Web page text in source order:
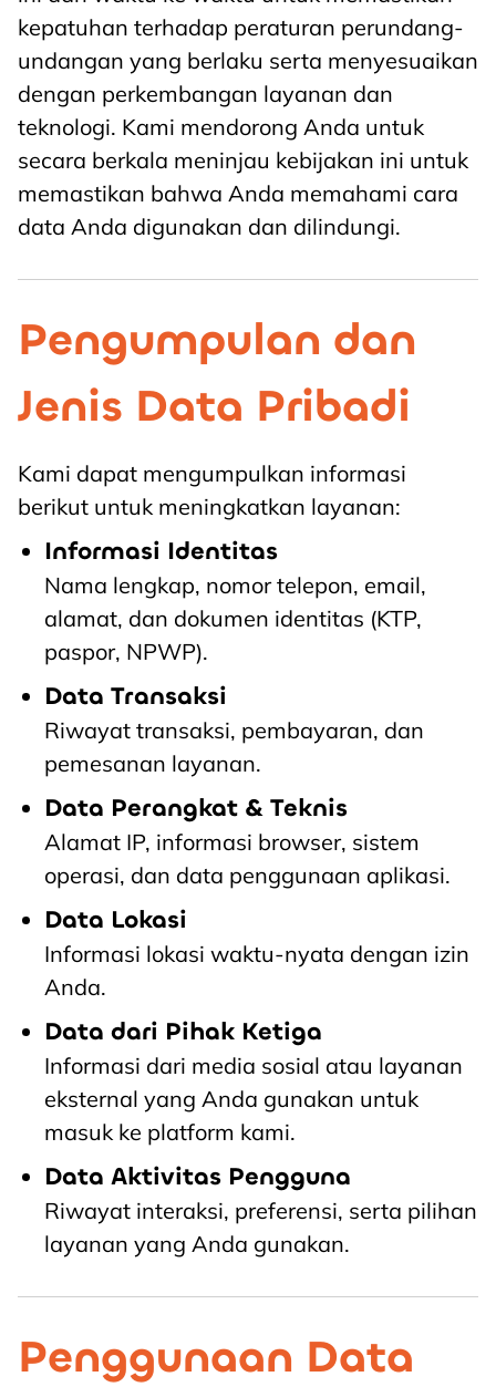
kepatuhan terhadap peraturan perundang-
undangan yang berlaku serta menyesuaikan
dengan perkembangan layanan dan
teknologi. Kami mendorong Anda untuk
secara berkala meninjau kebijakan ini untuk
memastikan bahwa Anda memahami cara
data Anda digunakan dan dilindungi.
Pengumpulan dan
Jenis Data Pribadi
Kami dapat mengumpulkan informasi
berikut untuk meningkatkan layanan:
Informasi Identitas
Nama lengkap, nomor telepon, email,
alamat, dan dokumen identitas (KTP,
paspor, NPWP).
Data Transaksi
Riwayat transaksi, pembayaran, dan
pemesanan layanan.
Data Perangkat & Teknis
Alamat IP, informasi browser, sistem
operasi, dan data penggunaan aplikasi.
Data Lokasi
Informasi lokasi waktu-nyata dengan izin
Anda.
Data dari Pihak Ketiga
Informasi dari media sosial atau layanan
eksternal yang Anda gunakan untuk
masuk ke platform kami.
Data Aktivitas Pengguna
Riwayat interaksi, preferensi, serta pilihan
layanan yang Anda gunakan.
Penggunaan Data